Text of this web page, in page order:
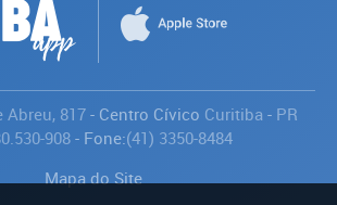
Abreu, 817- Centro Cívico Curitiba - PR
908- Fone:(41) 3350-8484
Mapa do Site